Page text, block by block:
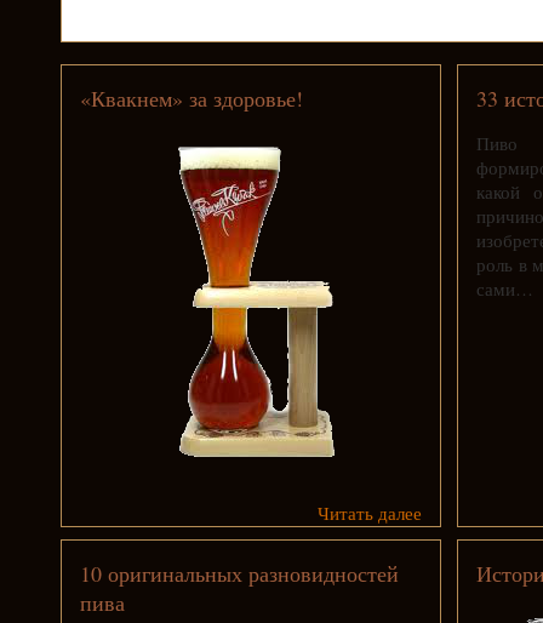
«Квакнем» за здоровье!
Читать далее
33
Пиво
какой
роль в
сами…
10 оригинальных разновидностей
пива